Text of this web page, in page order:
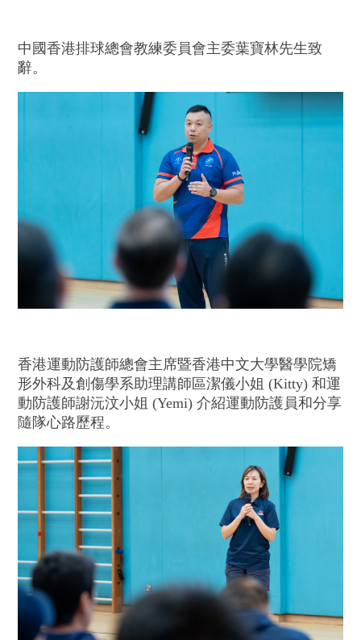
中國香港排球總會教練委員會主委葉寶林先生致
辭。
香港運動防護師總會主席暨香港中文大學醫學院矯
形外科及創傷學系助理講師區潔儀小姐 (Kitty) 和運
動防護師謝沅汶小姐 (Yemi) 介紹運動防護員和分享
隨隊心路歷程。